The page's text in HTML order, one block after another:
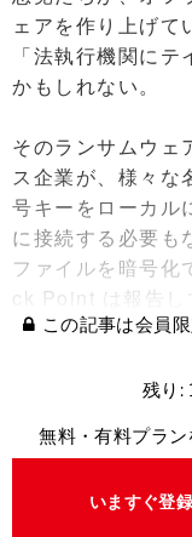
ェアを作り上げて
「法執行機関に
かもしれない。
そのランサムウェ
ス企業が、様々な
号キーをローカル
に接続する必要
ファイルを暗号化
ck Point は報告し
この記事は会員
残り:
無料・有料プラン
いますぐ登録